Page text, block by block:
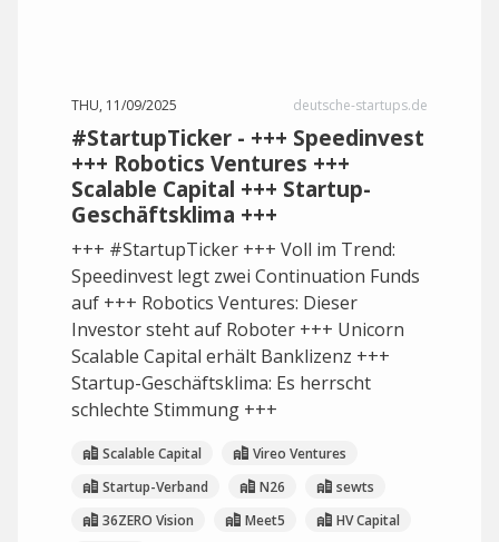
THU, 11/09/2025 deutsche-startups.de
#StartupTicker - +++ Speedinvest
+++ Robotics Ventures +++
Scalable Capital +++ Startup-
Geschäftsklima +++
+++ #StartupTicker +++ Voll im Trend:
Speedinvest legt zwei Continuation Funds
auf +++ Robotics Ventures: Dieser
Investor steht auf Roboter +++ Unicorn
Scalable Capital erhält Banklizenz +++
Startup-Geschäftsklima: Es herrscht
schlechte Stimmung +++
Scalable Capital
Vireo Ventures
Startup-Verband
N26
sewts
36ZERO Vision
Meet5
HV Capital